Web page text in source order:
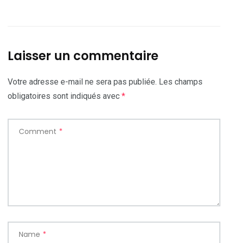
Laisser un commentaire
Votre adresse e-mail ne sera pas publiée. Les champs
obligatoires sont indiqués avec *
Comment *
Name *